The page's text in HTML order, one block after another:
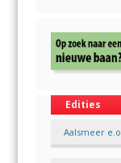
Edities
Aalsmeer e.o.